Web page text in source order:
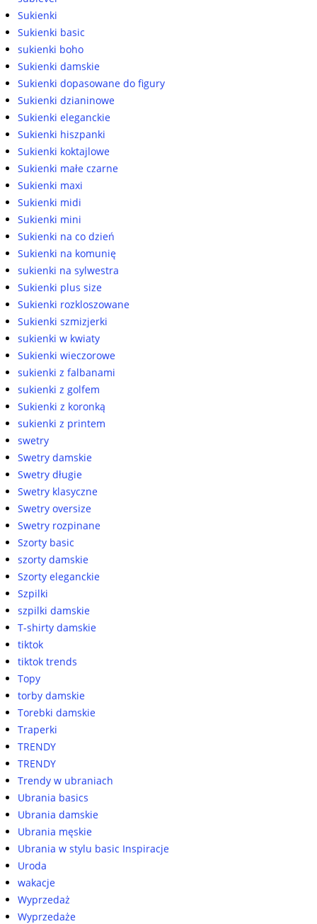
Sukienki
Sukienki basic
sukienki boho
Sukienki damskie
Sukienki dopasowane do figury
Sukienki dzianinowe
Sukienki eleganckie
Sukienki hiszpanki
Sukienki koktajlowe
Sukienki małe czarne
Sukienki maxi
Sukienki midi
Sukienki mini
Sukienki na co dzień
Sukienki na komunię
sukienki na sylwestra
Sukienki plus size
Sukienki rozkloszowane
Sukienki szmizjerki
sukienki w kwiaty
Sukienki wieczorowe
sukienki z falbanami
sukienki z golfem
Sukienki z koronką
sukienki z printem
swetry
Swetry damskie
Swetry długie
Swetry klasyczne
Swetry oversize
Swetry rozpinane
Szorty basic
szorty damskie
Szorty eleganckie
Szpilki
szpilki damskie
T-shirty damskie
tiktok
tiktok trends
Topy
torby damskie
Torebki damskie
Traperki
TRENDY
TRENDY
Trendy w ubraniach
Ubrania basics
Ubrania damskie
Ubrania męskie
Ubrania w stylu basic Inspiracje
Uroda
wakacje
Wyprzedaż
Wyprzedaże